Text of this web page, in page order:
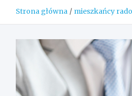
Strona główna mieszkańcy